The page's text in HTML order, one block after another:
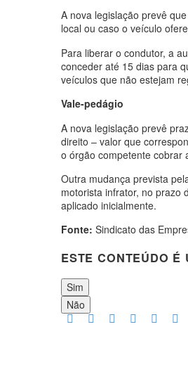
A nova legislação prevê
local ou caso o veículo
Para liberar o condutor, a
conceder até 15 dias para
veículos que não estejam
Vale-pedágio
A nova legislação prevê
direito – valor que
o órgão competente cobrar
Outra mudança prevista
motorista infrator, no prazo
aplicado inicialmente.
Fonte: Sindicato das
ESTE CONTEÚDO É
Sim
Não